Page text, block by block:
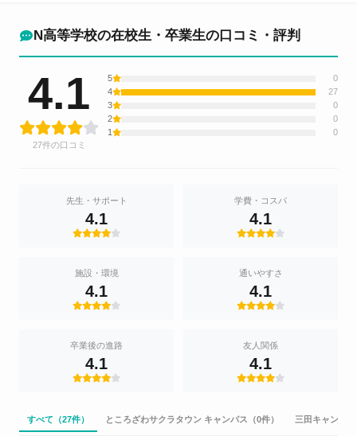
N高等学校の在校生・卒業生の口コミ・評判
4.1
27件の口コミ
5
0
4
27
3
0
2
0
1
0
先生・サポート
4.1
学費・コスパ
4.1
施設・環境
4.1
通いやすさ
4.1
卒業後の進路
4.1
友人関係
4.1
すべて（27件） ところざわサクラタウン キャンパス（0件） 三田キャンパ